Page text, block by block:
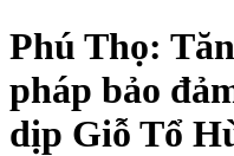
Phú Thọ:
pháp bảo
dịp Giỗ Tổ